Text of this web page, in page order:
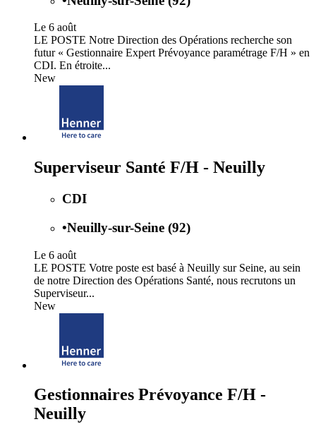
Le 6 août
LE POSTE Notre Direction des Opérations recherche son
futur « Gestionnaire Expert Prévoyance paramétrage F/H » en
CDI. En étroite...
New
Superviseur Santé F/H - Neuilly
CDI
•Neuilly-sur-Seine (92)
Le 6 août
LE POSTE Votre poste est basé à Neuilly sur Seine, au sein
de notre Direction des Opérations Santé, nous recrutons un
Superviseur...
New
Gestionnaires Prévoyance F/H -
Neuilly